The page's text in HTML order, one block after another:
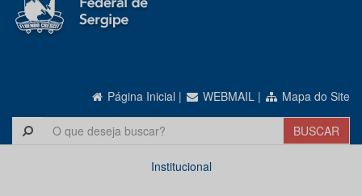
Página Inicial | WEBMAIL | Mapa do Site
Institucional